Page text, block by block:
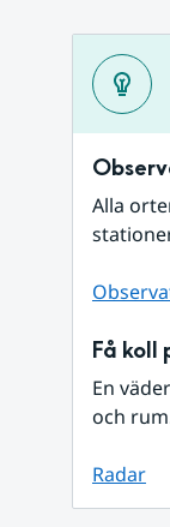
Alla
Få koll
En
och
Radar